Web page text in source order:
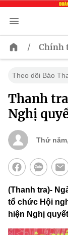
/ Chính
Theo dõi Báo
Thanh
Nghị
Thứ
(Thanh tra)-
tổ chức Hội
hiện Nghị